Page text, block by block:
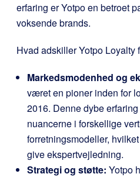
erfaring er Yotpo en betroet
voksende brands.
Hvad adskiller Yotpo Loyalty
Markedsmodenhed og
været en pioner inden for
2016. Denne dybe
nuancerne i forskellige
forretningsmodeller,
give ekspertvejledning.
Strategi og støtte: Yotpo